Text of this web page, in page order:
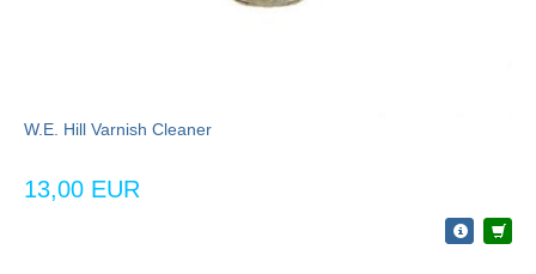
W.E. Hill Varnish Cleaner
13,00 EUR